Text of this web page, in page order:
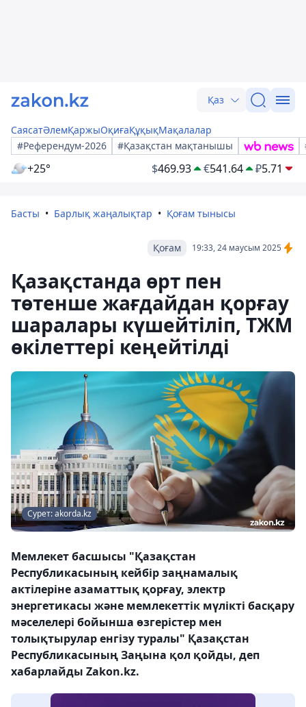
Қаз
СаясатӘлемҚаржыОқиғаҚұқықМақалалар
#Референдум-2026
#Қазақстан мақтанышы
+25° $469.93 €541.64 ₽5.71
Басты Барлық жаңалықтар Қоғам тынысы
19:33, 24 маусым 2025
Қоғам
Қазақстанда өрт пен
төтенше жағдайдан қорғау
шаралары күшейтіліп, ТЖМ
өкілеттері кеңейтілді
Сурет: akorda.kz
Мемлекет басшысы "Қазақстан
Республикасының кейбір заңнамалық
актілеріне азаматтық қорғау, электр
энергетикасы және мемлекеттік мүлікті басқару
мәселелері бойынша өзгерістер мен
толықтырулар енгізу туралы" Қазақстан
Республикасының Заңына қол қойды, деп
хабарлайды Zakon.kz.